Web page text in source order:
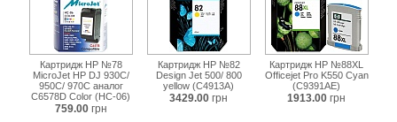
Картридж HP №78
MicroJet HP DJ 930C/
950C/ 970C аналог
C6578D Color (HC-06)
759.00 грн
Картридж HP №82
Design Jet 500/ 800
yellow (C4913A)
3429.00 грн
Картридж HP №88XL
Officejet Pro K550 Cyan
(C9391AE)
1913.00 грн